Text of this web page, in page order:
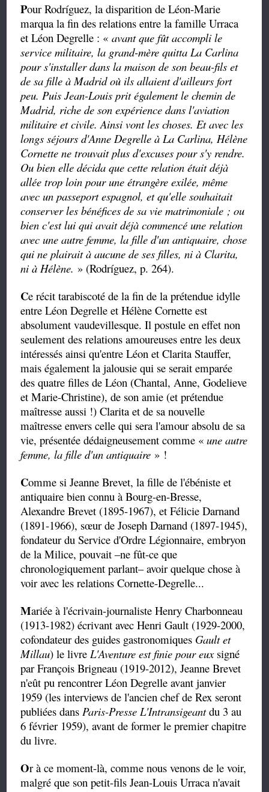
Pour Rodríguez, la disparition de Léon-Marie
marqua la fin des relations entre la famille Urraca
et Léon Degrelle : «avant que fût accompli le
service militaire, la grand-mère quitta La Carlina
pour s'installer dans la maison de son beau-fils et
de sa fille à Madrid où ils allaient d'ailleurs fort
peu. Puis Jean-Louis prit également le chemin de
Madrid, riche de son expérience dans l'aviation
militaire et civile. Ainsi vont les choses. Et avec les
longs séjours d'Anne Degrelle à La Carlina, Hélène
Cornette ne trouvait plus d'excuses pour s'y rendre.
Ou bien elle décida que cette relation était déjà
allée trop loin pour une étrangère exilée, même
avec un passeport espagnol, et qu'elle souhaitait
conserver les bénéfices de sa vie matrimoniale ; ou
bien c'est lui qui avait déjà commencé une relation
avec une autre femme, la fille d'un antiquaire, chose
qui ne plairait à aucune de ses filles, ni à Clarita,
ni à Hélène. » (Rodríguez, p. 264).
Ce récit tarabiscoté de la fin de la prétendue idylle
entre Léon Degrelle et Hélène Cornette est
absolument vaudevillesque. Il postule en effet non
seulement des relations amoureuses entre les deux
intéressés ainsi qu'entre Léon et Clarita Stauffer,
mais également la jalousie qui se serait emparée
des quatre filles de Léon (Chantal, Anne, Godelieve
et Marie-Christine), de son amie (et prétendue
maîtresse aussi !) Clarita et de sa nouvelle
maîtresse envers celle qui sera l'amour absolu de sa
vie, présentée dédaigneusement comme «une autre
femme, la fille d'un antiquaire » !
Comme si Jeanne Brevet, la fille de l'ébéniste et
antiquaire bien connu à Bourg-en-Bresse,
Alexandre Brevet (1895-1967), et Félicie Darnand
(1891-1966), sœur de Joseph Darnand (1897-1945),
fondateur du Service d'Ordre Légionnaire, embryon
de la Milice, pouvait –ne fût-ce que
chronologiquement parlant– avoir quelque chose à
voir avec les relations Cornette-Degrelle...
Mariée à l'écrivain-journaliste Henry Charbonneau
(1913-1982) écrivant avec Henri Gault (1929-2000,
cofondateur des guides gastronomiques Gault et
Millau) le livreL'Aventure est finie pour euxsigné
par François Brigneau (1919-2012), Jeanne Brevet
n'eût pu rencontrer Léon Degrelle avant janvier
1959 (les interviews de l'ancien chef de Rex seront
publiées dansParis-Presse L'Intransigeantdu 3 au
6 février 1959), avant de former le premier chapitre
du livre.
Or à ce moment-là, comme nous venons de le voir,
malgré que son petit-fils Jean-Louis Urraca n'avait